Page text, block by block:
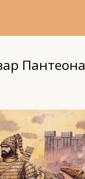
Пантеона